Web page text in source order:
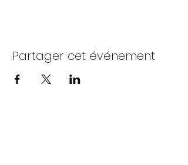
Partager cet événement